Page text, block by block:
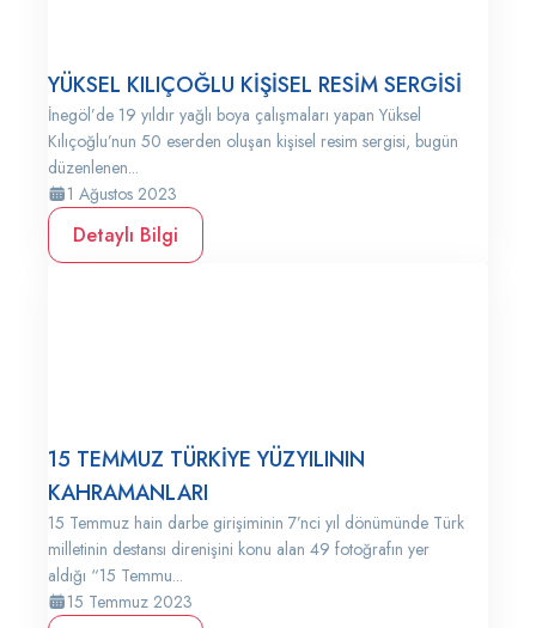
YÜKSEL KILIÇOĞLU KİŞİSEL RESİM SERGİSİ
İnegöl’de 19 yıldır yağlı boya çalışmaları yapan Yüksel
Kılıçoğlu’nun 50 eserden oluşan kişisel resim sergisi, bugün
düzenlenen...
1 Ağustos 2023
Detaylı Bilgi
15 TEMMUZ TÜRKİYE YÜZYILININ
KAHRAMANLARI
15 Temmuz hain darbe girişiminin 7’nci yıl dönümünde Türk
milletinin destansı direnişini konu alan 49 fotoğrafın yer
aldığı “15 Temmu...
15 Temmuz 2023